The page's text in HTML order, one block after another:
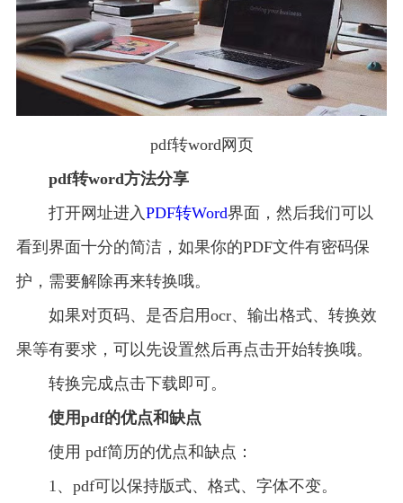
pdf转word网页
pdf转word方法分享
打开网址进入PDF转Word界面，然后我们可以
看到界面十分的简洁，如果你的PDF文件有密码保
护，需要解除再来转换哦。
如果对页码、是否启用ocr、输出格式、转换效
果等有要求，可以先设置然后再点击开始转换哦。
转换完成点击下载即可。
使用pdf的优点和缺点
使用 pdf简历的优点和缺点：
1、pdf可以保持版式、格式、字体不变。